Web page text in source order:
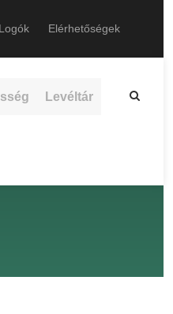
Logók Elérhetőségek
Levéltár